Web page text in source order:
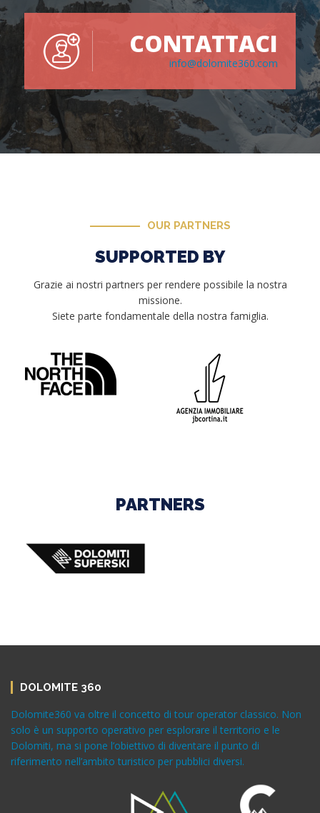
CONTATTACI
info@dolomite360.com
OUR PARTNERS
SUPPORTED BY
Grazie ai nostri partners per rendere possibile la nostra
missione.
Siete parte fondamentale della nostra famiglia.
PARTNERS
DOLOMITE 360
Dolomite360 va oltre il concetto di tour operator classico. Non
solo è un supporto operativo per esplorare il territorio e le
Dolomiti, ma si pone l’obiettivo di diventare il punto di
riferimento nell’ambito turistico per pubblici diversi.